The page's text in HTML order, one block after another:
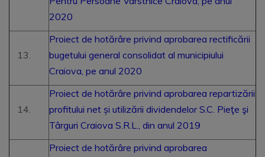
2020
Proiect de hotărâre privind aprobarea rectificării
bugetului general consolidat al municipiului
Craiova, pe anul 2020
Proiect de hotărâre privind aprobarea repartizării
profitului net și utilizării dividendelor S.C. Pieţe şi
Târguri Craiova S.R.L., din anul 2019
Proiect de hotărâre privind aprobarea